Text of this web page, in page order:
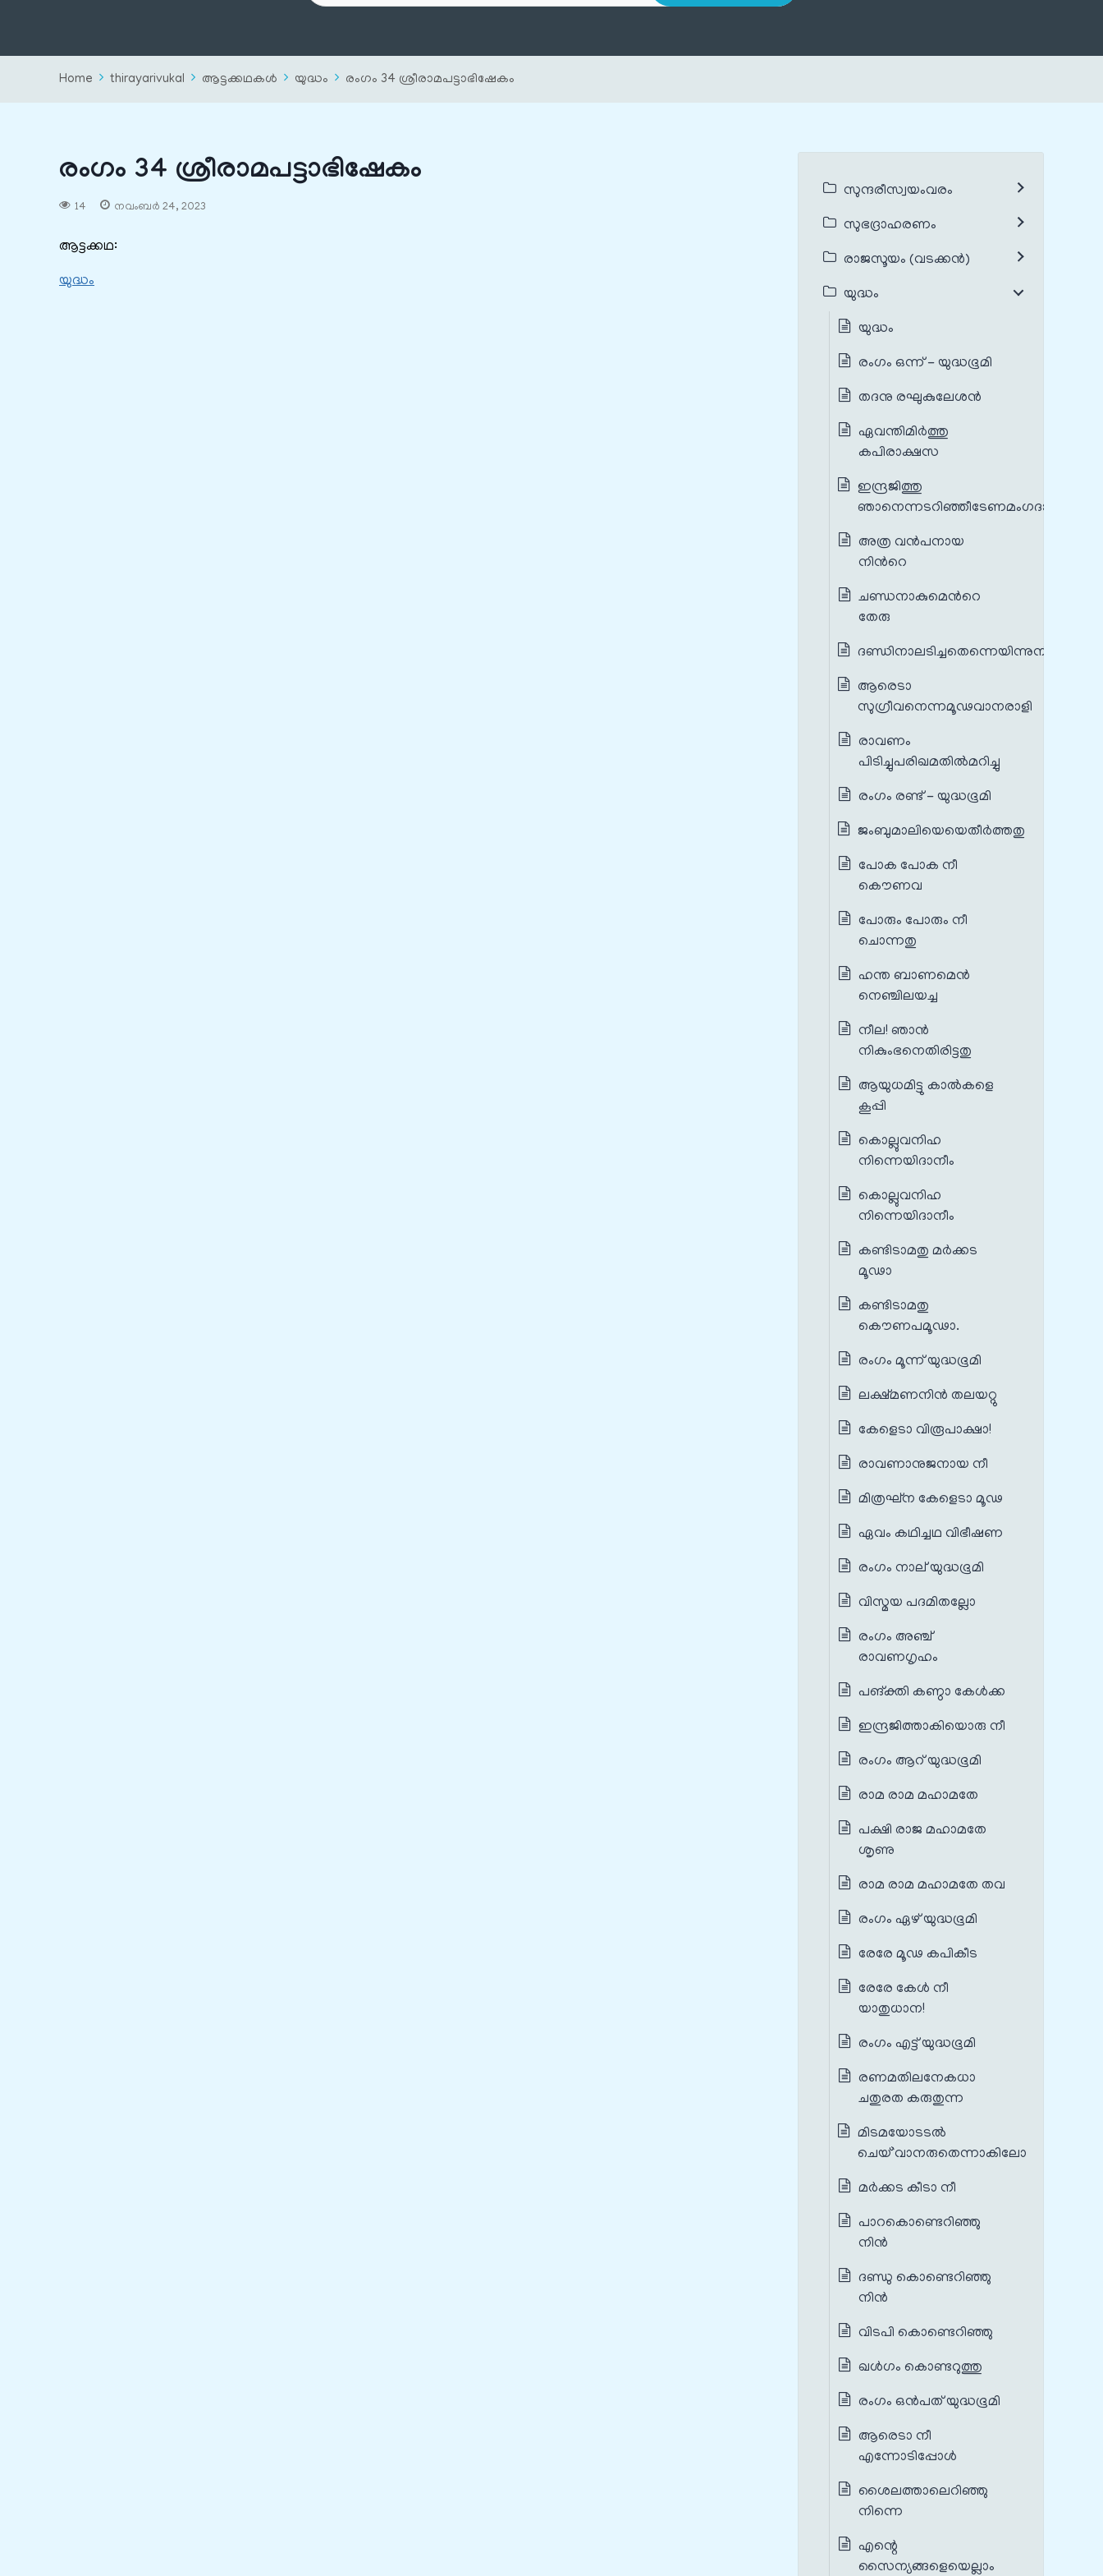
Home thirayarivukal ആട്ടക്കഥകൾ യുദ്ധം രംഗം 34 ശ്രീരാമപട്ടാഭിഷേകം
രംഗം 34 ശ്രീരാമപട്ടാഭിഷേകം
14 നവംബർ 24, 2023
ആട്ടക്കഥ:
യുദ്ധം
സുന്ദരീസ്വയംവരം
സുഭദ്രാഹരണം
രാജസൂയം (വടക്കൻ)
യുദ്ധം
യുദ്ധം
രംഗം ഒന്ന് - യുദ്ധഭൂമി
തദനു രഘുകുലേശന്‍
ഏവന്തിമിര്‍ത്തു
കപിരാക്ഷസ
ഇന്ദ്രജിത്തു
ഞാനെന്നടറിഞ്ഞീടേണമംഗദാ
അത്ര വന്‍പനായ
നിന്‍റെ
ചണ്ഡനാകുമെന്‍റെ
തേരു
ദണ്ഡിനാലടിച്ചതെന്നെയിന്നുനീ
ആരെടാ
സുഗ്രീവനെന്നമൂഢവാനരാളി
രാവണം
പിടിച്ചുപരിഖമതില്‍മറിച്ചു
രംഗം രണ്ട് - യുദ്ധഭൂമി
ജംബുമാലിയെയെതീര്‍ത്തതു
പോക പോക നീ
കൌണവ
പോരും പോരും നീ
ചൊന്നതു
ഹന്ത ബാണമെൻ
നെഞ്ചിലയച്ച
നീല! ഞാന്‍
നികുംഭനെതിരിട്ടതു
ആയുധമിട്ടു കാല്‍കളെ
കൂപ്പി
കൊല്ലുവനിഹ
നിന്നെയിദാനീം
കൊല്ലുവനിഹ
നിന്നെയിദാനീം
കണ്ടിടാമതു മര്‍ക്കട
മൂഢാ
കണ്ടിടാമതു
കൌണപമൂഢാ.
രംഗം മൂന്ന് യുദ്ധഭൂമി
ലക്ഷ്മണനിന്‍ തലയറ്റു
കേളെടാ വിരൂപാക്ഷാ!
രാവണാനുജനായ നീ
മിത്രഘ്ന കേളെടാ മൂഢ
ഏവം കഥിച്ചഥ വിഭീഷണ
രംഗം നാല് യുദ്ധഭൂമി
വിസ്മയ പദമിതല്ലോ
രംഗം അഞ്ച്
രാവണഗൃഹം
പങ്‌ക്തി കണ്ഠാ കേള്‍ക്ക
ഇന്ദ്രജിത്താകിയൊരു നീ
രംഗം ആറ് യുദ്ധഭൂമി
രാമ രാമ മഹാമതേ
പക്ഷി രാജ മഹാമതേ
ശൃണു
രാമ രാമ മഹാമതേ തവ
രംഗം ഏഴ് യുദ്ധഭൂമി
രേരേ മൂഢ കപികീട
രേരേ കേൾ നീ
യാതുധാന!
രംഗം എട്ട് യുദ്ധഭൂമി
രണമതിലനേകധാ
ചതുരത കരുതുന്ന
മിടമയോടടൽ
ചെയ്`വാനരുതെന്നാകിലോ
മര്‍ക്കട കീടാ നീ
പാറകൊണ്ടെറിഞ്ഞു
നിന്‍
ദണ്ഡു കൊണ്ടെറിഞ്ഞു
നിന്‍
വിടപി കൊണ്ടെറിഞ്ഞു
ഖള്‍ഗം കൊണ്ടറുത്തു
രംഗം ഒൻപത് യുദ്ധഭൂമി
ആരെടാ നീ
എന്നോടിപ്പോൾ
ശൈലത്താലെറിഞ്ഞു
നിന്നെ
എന്റെ
സൈന്യങ്ങളെയെല്ലാം